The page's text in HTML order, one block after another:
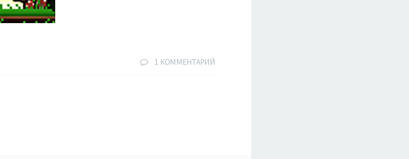
1 КОММЕНТАРИЙ